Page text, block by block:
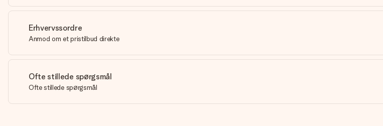
Erhvervssordre
Anmod om et pristilbud direkte
Ofte stillede spørgsmål
Ofte stillede spørgsmål